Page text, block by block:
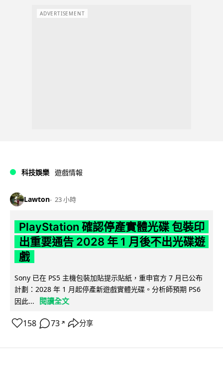
ADVERTISEMENT
科技娛樂 遊戲情報
Lawton 23 小時
PlayStation 確認停產實體光碟 包裝印
出重要通告 2028 年 1 月後不出光碟遊
戲
Sony 已在 PS5 主機包裝加貼提示貼紙，重申官方 7 月已公布
計劃：2028 年 1 月起停產新遊戲實體光碟。分析師預期 PS6
因此...
閱讀全文
158 73 ↗ 分享